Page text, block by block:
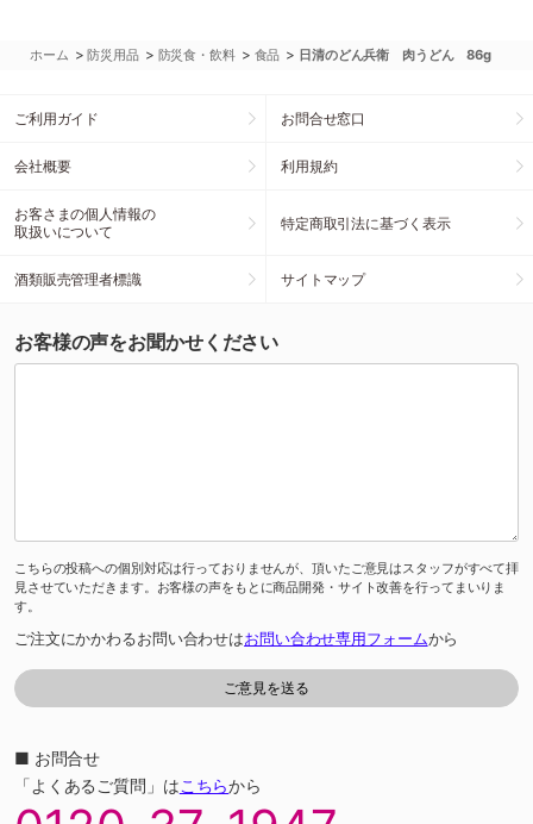
ホーム >防災用品 > 防災食・飲料 > 食品 > 日清のどん兵衛 肉うどん 86g
ご利用ガイド お問合せ窓口
会社概要 利用規約
お客さまの個人情報の
取扱いについて
特定商取引法に基づく表示
酒類販売管理者標識 サイトマップ
お客様の声をお聞かせください
こちらの投稿への個別対応は行っておりませんが、頂いたご意見はスタッフがすべて拝
見させていただきます。お客様の声をもとに商品開発・サイト改善を行ってまいりま
す。
ご注文にかかわるお問い合わせはお問い合わせ専用フォームから
■ お問合せ
「よくあるご質問」はこちらから